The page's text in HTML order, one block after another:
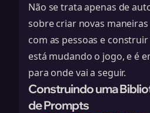
Não se trata apenas de
sobre criar novas
com as pessoas e
está mudando o jogo, e é
para onde vai a seguir.
Construindo uma
de Prompts